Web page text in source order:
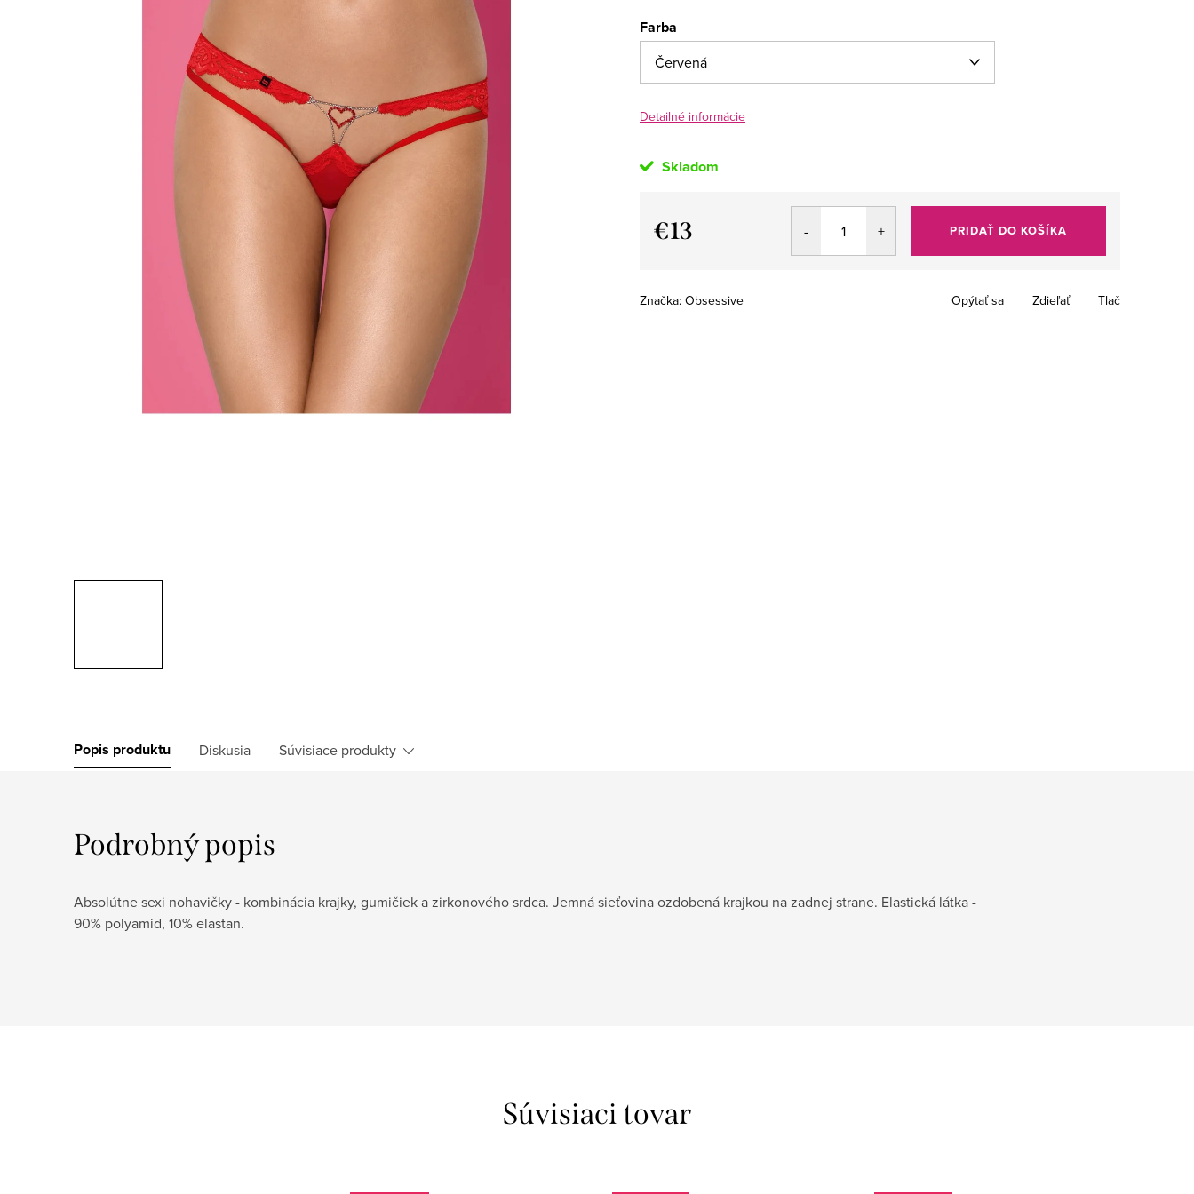
Farba
Detailné informácie
Skladom
€13 PRIDAŤ DO KOŠÍKA
Značka: Obsessive Tlač
Opýtať sa Zdieľať
Popis produktu Diskusia Súvisiace produkty
Podrobný popis
Absolútne sexi nohavičky - kombinácia krajky, gumičiek a zirkonového srdca. Jemná sieťovina ozdobená krajkou na zadnej strane. Elastická látka -
90% polyamid, 10% elastan.
Súvisiaci tovar